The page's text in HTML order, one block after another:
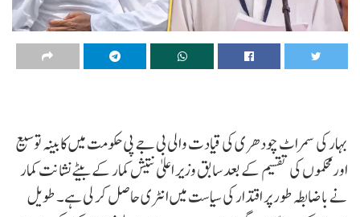
بہار کی سمراٹ چودھری کی قیادت والی بی جے پی حکومت میں کابینہ توسیع
اور محکموں کی تقسیم کے بعد سابق وزیر اعلیٰ نتیش کمار کے بیٹے نشانت کمار
نے باضابطہ طور پر اقتدار کی سیاست میں انٹری حاصل کر لی ہے۔ طویل